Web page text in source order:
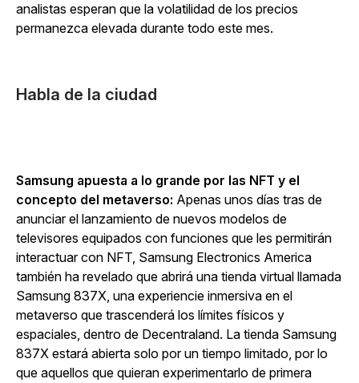
analistas esperan que la volatilidad de los precios
permanezca elevada durante todo este mes.
Habla de la ciudad
Samsung apuesta a lo grande por las NFT y el
concepto del metaverso: Apenas unos días tras de
anunciar el lanzamiento de nuevos modelos de
televisores equipados con funciones que les permitirán
interactuar con NFT, Samsung Electronics America
también ha revelado que abrirá una tienda virtual llamada
Samsung 837X, una experiencie inmersiva en el
metaverso que trascenderá los límites físicos y
espaciales, dentro de Decentraland. La tienda Samsung
837X estará abierta solo por un tiempo limitado, por lo
que aquellos que quieran experimentarlo de primera